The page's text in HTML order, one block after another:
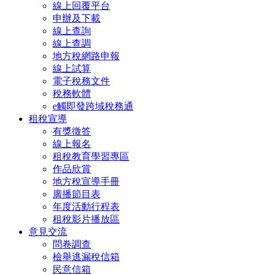
線上回覆平台
申辦及下載
線上查詢
線上查調
地方稅網路申報
線上試算
電子稅務文件
稅務軟體
e觸即發跨域稅務通
租稅宣導
有獎徵答
線上報名
租稅教育學習專區
作品欣賞
地方稅宣導手冊
廣播節目表
年度活動行程表
租稅影片播放區
意見交流
問卷調查
檢舉逃漏稅信箱
民意信箱